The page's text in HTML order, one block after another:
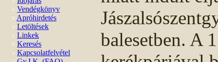
Vendégkönyv
Apróhirdetés
Letöltések
Linkek
Keresés
Kapcsolatfelvétel
balesetben. A